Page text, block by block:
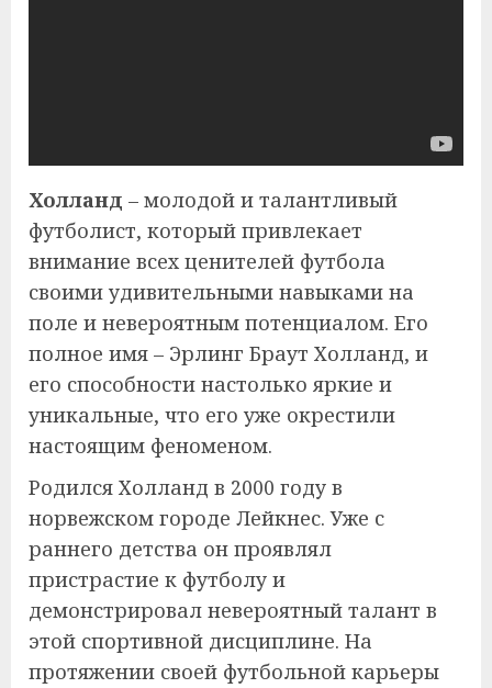
Холланд – молодой и талантливый
футболист, который привлекает
внимание всех ценителей футбола
своими удивительными навыками на
поле и невероятным потенциалом. Его
полное имя – Эрлинг Браут Холланд, и
его способности настолько яркие и
уникальные, что его уже окрестили
настоящим феноменом.
Родился Холланд в 2000 году в
норвежском городе Лейкнес. Уже с
раннего детства он проявлял
пристрастие к футболу и
демонстрировал невероятный талант в
этой спортивной дисциплине. На
протяжении своей футбольной карьеры